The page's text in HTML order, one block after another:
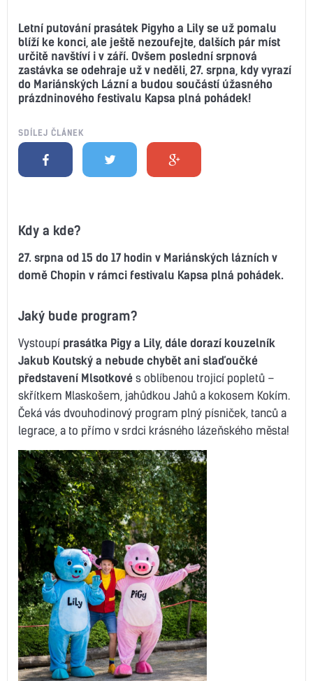
Letní putování prasátek Pigyho a Lily se už pomalu
blíží ke konci, ale ještě nezoufejte, dalších pár míst
určitě navštíví i v září. Ovšem poslední srpnová
zastávka se odehraje už v neděli, 27. srpna, kdy vyrazí
do Mariánských Lázní a budou součástí úžasného
prázdninového festivalu Kapsa plná pohádek!
SDÍLEJ ČLÁNEK
Kdy a kde?
27. srpna od 15 do 17 hodin v Mariánských lázních v
domě Chopin v rámci festivalu Kapsa plná pohádek.
Jaký bude program?
Vystoupí prasátka Pigy a Lily, dále dorazí kouzelník
Jakub Koutský a nebude chybět ani slaďoučké
představení Mlsotkové s oblíbenou trojicí popletů –
skřítkem Mlaskošem, jahůdkou Jahů a kokosem Kokím.
Čeká vás dvouhodinový program plný písniček, tanců a
legrace, a to přímo v srdci krásného lázeňského města!